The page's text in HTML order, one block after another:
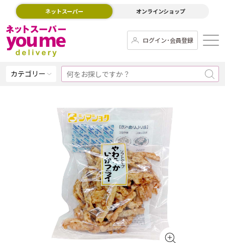
ネットスーパー オンラインショップ
ログイン･会員登録
カテゴリー